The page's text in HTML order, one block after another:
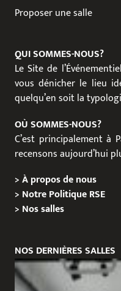
Proposer une salle
QUI SOMMES-NOUS?
Le Site de
vous dénicher le lieu
quelqu’en soit la
OÙ SOMMES-NOUS?
C’est principalement à
recensons aujourd’hui
>À propos de nous
> Notre Politique RSE
> Nos salles
NOS DERNIÈRES SALLES